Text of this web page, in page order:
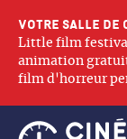
Votre salle de
Little film
animation
film d'horreur